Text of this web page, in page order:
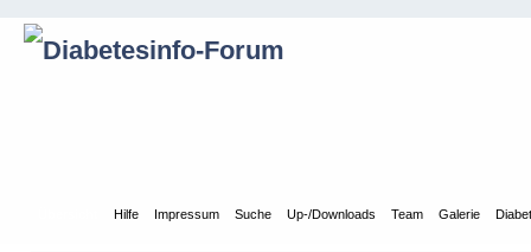
Hilfe Impressum Suche Up-/Downloads Team Galerie